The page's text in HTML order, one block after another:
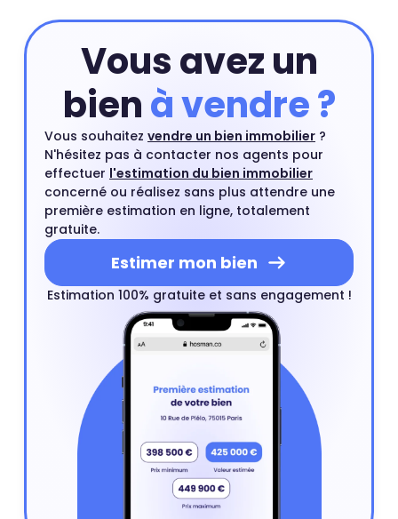
Vous avez un
bienà vendre ?
Vous souhaitez vendre un bien immobilier ?
N'hésitez pas à contacter nos agents pour
effectuer l'estimation du bien immobilier
concerné ou réalisez sans plus attendre une
première estimation en ligne, totalement
gratuite.
Estimer mon bien
Estimation 100% gratuite et sans engagement !